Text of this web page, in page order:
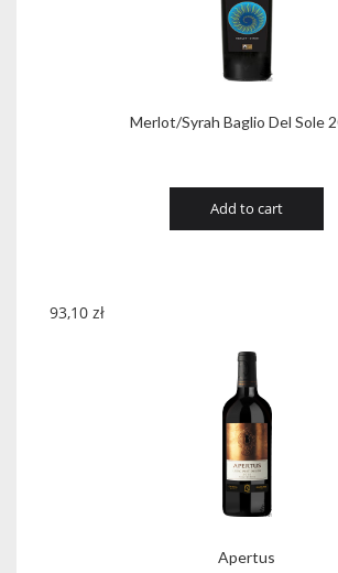
Merlot/Syrah Baglio Del Sole
Add to cart
Apertus
93,10 zł